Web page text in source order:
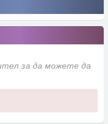
за да можете да